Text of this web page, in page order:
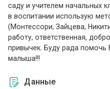
саду и учителем начальных
в воспитании использую
(Монтессори, Зайцева,
работу, ответственная,
привычек. Буду рада
малыша!!!
Данные